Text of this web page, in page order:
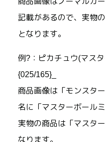
記載があるので、実物
となります。
例?：ピカチュウ(マス
{025/165}_
商品画像は「モンスタ
名に「マスターボール
実物の商品は「マスタ
なります。